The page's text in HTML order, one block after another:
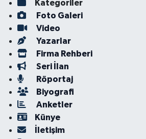
Kategoriler
Foto Galeri
Video
Yazarlar
Firma Rehberi
Seri İlan
Röportaj
Biyografi
Anketler
Künye
İletişim